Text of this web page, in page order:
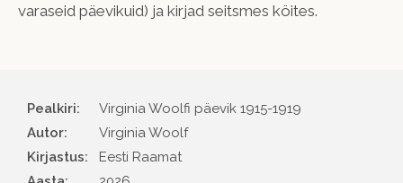
varaseid päevikuid) ja kirjad seitsmes köites.
Pealkiri:
Virginia Woolfi päevik 1915-1919
Autor
Virginia Woolf
Kirjastus
Eesti Raamat